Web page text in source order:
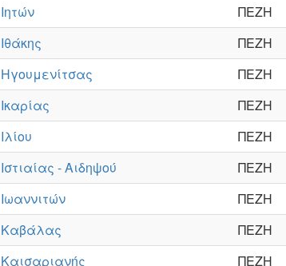
Ιητών ΠΕΖΗ
Ιθάκης ΠΕΖΗ
Ηγουμενίτσας ΠΕΖΗ
Ικαρίας ΠΕΖΗ
Ιλίου ΠΕΖΗ
Ιστιαίας - Αιδηψού ΠΕΖΗ
Ιωαννιτών ΠΕΖΗ
Καβάλας ΠΕΖΗ
Καισαριανής ΠΕΖΗ